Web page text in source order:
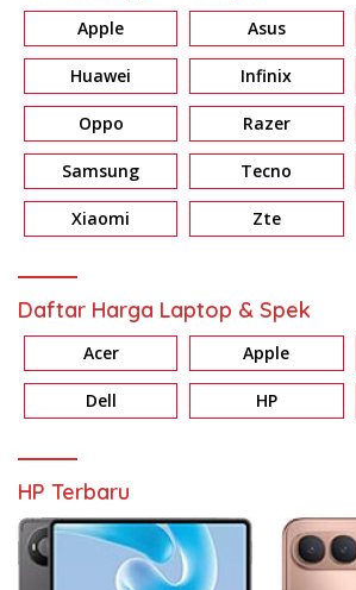
Apple Asus
Huawei Infinix
Oppo Razer
Samsung Tecno
Xiaomi Zte
Daftar Harga Laptop & Spek
Acer Apple
Dell HP
HP Terbaru